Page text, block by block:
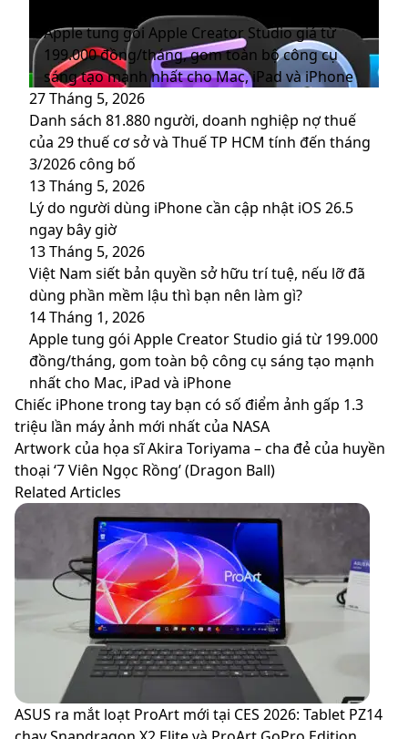
14 Tháng 1, 2026
Apple tung gói Apple Creator Studio giá từ
199.000 đồng/tháng, gom toàn bộ công cụ
sáng tạo mạnh nhất cho Mac, iPad và iPhone
27 Tháng 5, 2026
Danh sách 81.880‬ người, doanh nghiệp nợ thuế
của 29 thuế cơ sở và Thuế TP HCM tính đến tháng
3/2026 công bố
13 Tháng 5, 2026
Lý do người dùng iPhone cần cập nhật iOS 26.5
ngay bây giờ
13 Tháng 5, 2026
Việt Nam siết bản quyền sở hữu trí tuệ, nếu lỡ đã
dùng phần mềm lậu thì bạn nên làm gì?
14 Tháng 1, 2026
Apple tung gói Apple Creator Studio giá từ 199.000
đồng/tháng, gom toàn bộ công cụ sáng tạo mạnh
nhất cho Mac, iPad và iPhone
Chiếc
iPhone
trong
tay
bạn
có
ảnh
gấp
máy
ảnh
mới
Chiếc iPhone trong tay bạn có số điểm ảnh gấp 1.3
triệu lần máy ảnh mới nhất của NASA
Artwork
của
họa
sĩ
Toriyama
–
cha
thoại
‘7
Viên
Artwork của họa sĩ Akira Toriyama – cha đẻ của huyền
thoại ‘7 Viên Ngọc Rồng’ (Dragon Ball)
Related Articles
ASUS ra mắt loạt ProArt mới tại CES 2026: Tablet PZ14